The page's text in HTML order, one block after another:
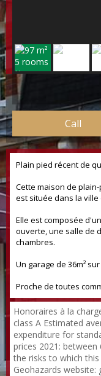
Call
Plain pied récent de
Cette maison de
est située dans la ville
Elle est composée
ouverte, une salle de
chambres.
Un garage de 36m²
Proche de toutes
Honoraires à la
class A Estimated
expenditure for
prices 2021:
the risks to which
Geohazards website: